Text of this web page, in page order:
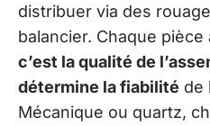
distribuer via des
balancier. Chaque
c’est la qualité de
détermine la fiabilité de
Mécanique ou quartz,